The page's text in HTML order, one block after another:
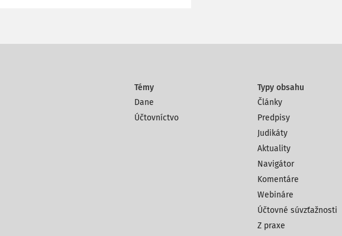
Témy
Dane
Účtovníctvo
Typy obsahu
Články
Predpisy
Judikáty
Aktuality
Navigátor
Komentáre
Webináre
Účtovné súvzťažnosti
Z praxe